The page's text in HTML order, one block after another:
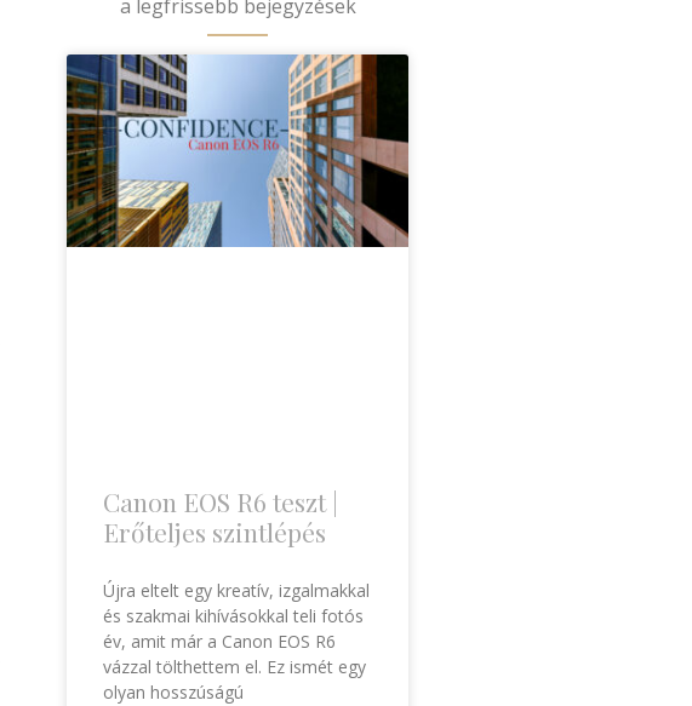
a legfrissebb bejegyzések
Canon EOS R6 teszt |
Erőteljes szintlépés
Újra eltelt egy kreatív, izgalmakkal
és szakmai kihívásokkal teli fotós
év, amit már a Canon EOS R6
vázzal tölthettem el. Ez ismét egy
olyan hosszúságú